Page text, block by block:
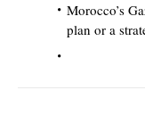
Morocco’s
plan or a